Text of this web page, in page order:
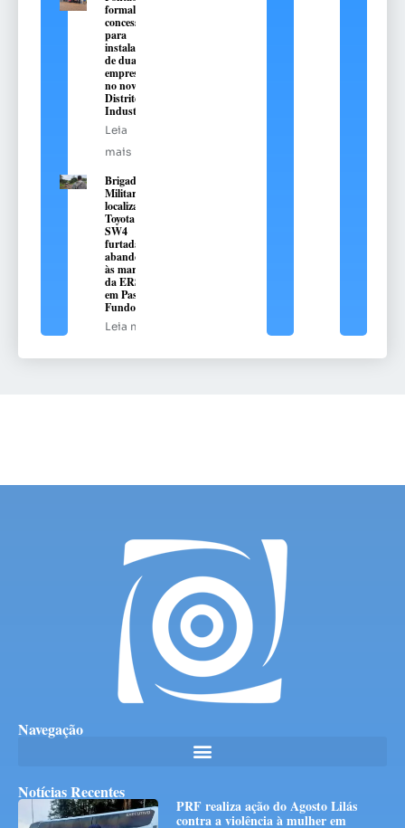
formaliza
concessões
para
instalação
de duas
empresas
no novo
Distrito
Industrial
Leia
mais
Brigada
Militar
localiza
Toyota Hilux
SW4
furtada e
abandonada
às margens
da ERS-324,
em Passo
Fundo
Leia mais
Navegação
Notícias Recentes
PRF realiza ação do Agosto Lilás
contra a violência à mulher em